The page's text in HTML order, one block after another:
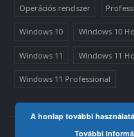
Operációs rendszer
Windows 10 Windows 10
Windows 11 Windows 11
Windows 11 Professional
A honlap további
További